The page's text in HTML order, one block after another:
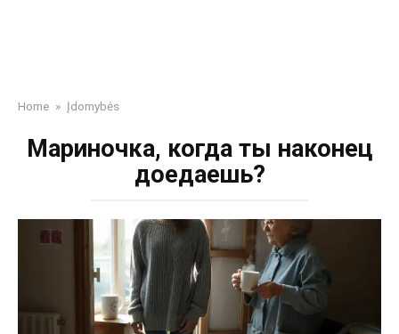
Home » Įdomybės
Мариночка, когда ты наконец
доедаешь?